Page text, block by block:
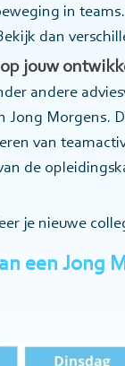
in
dan
jouw
andere
Jong Morgens.
van
de
je nieuwe
een Jong